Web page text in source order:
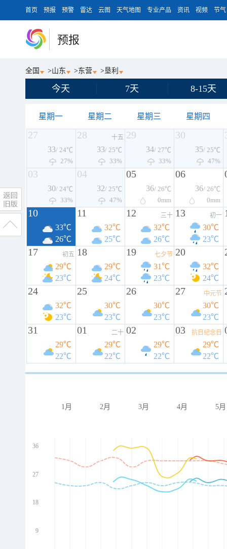
首页 预报 预警 雷达 云图 天气地图 专业产品 资讯 视频 节气
预报
全国 >山东 >东营 > 垦利
今天 7天 8-15天
星期一 星期二 星期三 星期四
27
33/ 24℃
27%
28 十五
33/ 25℃
33%
29
34/ 27℃
33%
30
35/ 25℃
47%
03
30/ 24℃
33%
04
32/ 25℃
47%
05
36/ 26℃
0mm
06
36/ 26℃
0mm
10
33℃
26℃
11
32℃
25℃
12 三十
32℃
26℃
13 初一
30℃
23℃
17 初五
29℃
23℃
18
29℃
24℃
19 七夕节
31℃
23℃
20
32℃
24℃
24
32℃
23℃
25
30℃
23℃
26
30℃
23℃
27 中元节
30℃
23℃
31
29℃
22℃
01 二十
29℃
22℃
02
29℃
22℃
03 抗日纪念日
29℃
22℃
1月 2月 3月 4月 5月
36
27
18
9